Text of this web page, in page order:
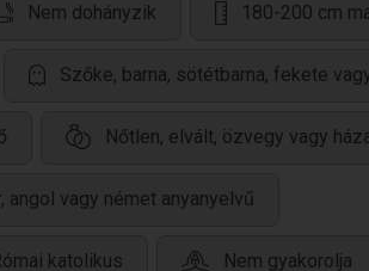
Nem dohányzik 180-200 cm
Szőke, barna, sötétbarna, fekete
Nőtlen, elvált, özvegy vagy
angol vagy német anyanyelvű
katolikus Nem gyakorolja